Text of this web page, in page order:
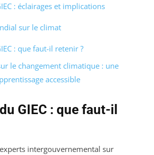
: éclairages et implications
sur le climat
: que faut-il retenir ?
le changement climatique : une
accessible
GIEC : que faut-il
intergouvernemental sur